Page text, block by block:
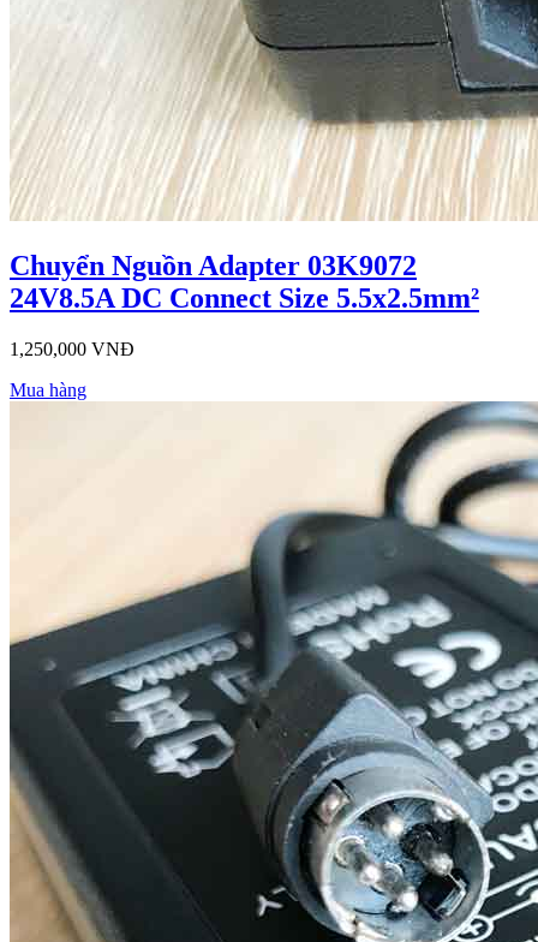
Chuyển Nguồn Adapter 03K9072
24V8.5A DC Connect Size 5.5x2.5mm²
1,250,000 VNĐ
Mua hàng